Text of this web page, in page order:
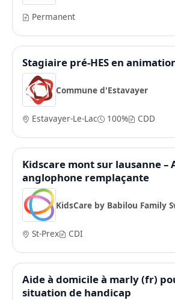
Permanent
Stagiaire pré-HES en
Commune d'Estavayer
Estavayer-Le-Lac 100% CDD
Kidscare mont sur lausanne –
anglophone remplaçante
KidsCare by Babilou Family
St-Prex CDI
Aide à domicile à marly (fr)
situation de handicap